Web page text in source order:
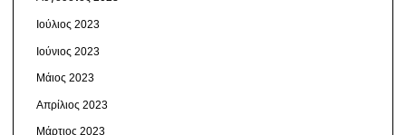
Ιούλιος 2023
Ιούνιος 2023
Μάιος 2023
Απρίλιος 2023
Μάρτιος 2023